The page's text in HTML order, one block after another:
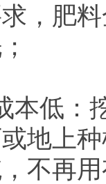
，肥
本低：
地上
不再